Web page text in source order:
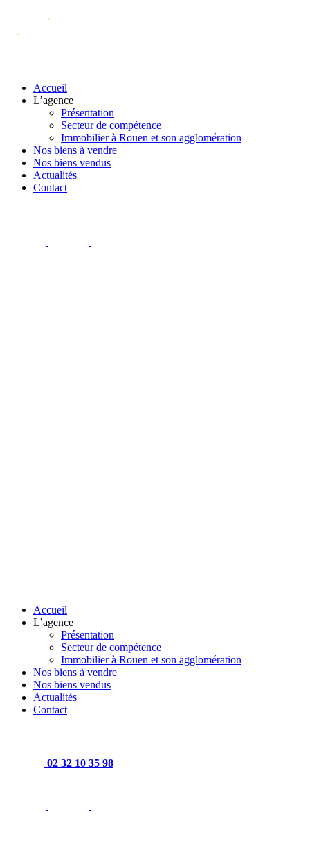
Accueil
L’agence
Présentation
Secteur de compétence
Immobilier à Rouen et son agglomération
Nos biens à vendre
Nos biens vendus
Actualités
Contact
Accueil
L’agence
Présentation
Secteur de compétence
Immobilier à Rouen et son agglomération
Nos biens à vendre
Nos biens vendus
Actualités
Contact
02 32 10 35 98